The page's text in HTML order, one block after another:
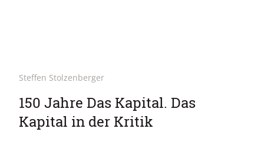
Steffen Stolzenberger
150 Jahre Das Kapital. Das
Kapital in der Kritik